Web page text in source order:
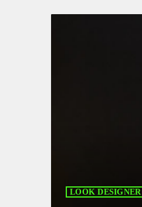
LOOK DESIGNER